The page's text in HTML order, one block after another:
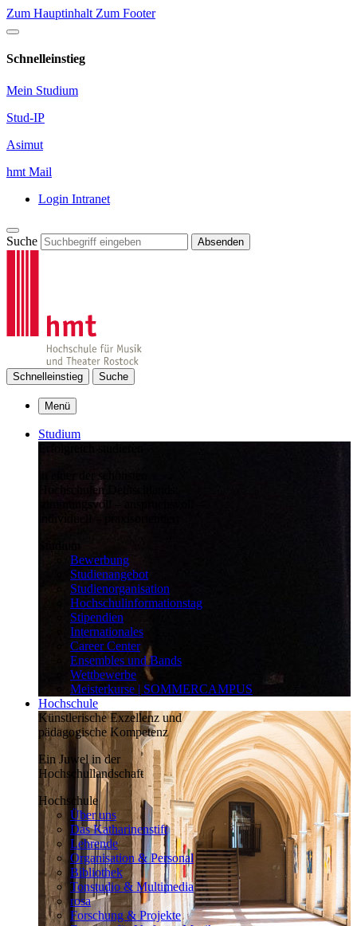
Zum Hauptinhalt Zum Footer
Schnelleinstieg
Mein Studium
Stud-IP
Asimut
hmt Mail
Login Intranet
Suche Absenden
Schnelleinstieg Suche
Menü
Studium
in einer der schönsten
Hochschulen Deutschlands:
stimmungsvoll – anspruchsvoll –
individuell – praxisorientiert
Bewerbung
Studienangebot
Studienorganisation
Hochschulinformationstag
Stipendien
Internationales
Career Center
Ensembles und Bands
Wettbewerbe
Meisterkurse | SOMMERCAMPUS
Hochschule
Künstlerische Exzellenz und
pädagogische Kompetenz
Ein Juwel in der
Hochschullandschaft
Hochschule
Über uns
Das Katharinenstift
Lehrende
Organisation & Personal
Bibliothek
Tonstudio & Multimedia
rosa
Forschung & Projekte